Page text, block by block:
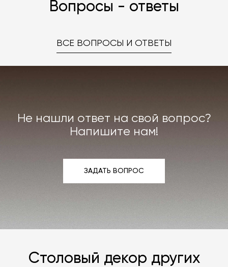
Вопросы - ответы
ВСЕ ВОПРОСЫ И ОТВЕТЫ
Не нашли ответ на свой вопрос?
Напишите нам!
ЗАДАТЬ ВОПРОС
Столовый декор других